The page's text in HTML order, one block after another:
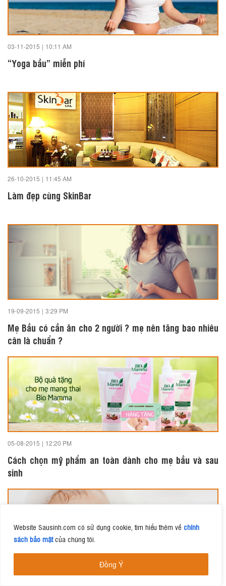
Website Sausinh.com có sử dụng cookie, tìm hiểu thêm về chính
sách bảo mậtcủa chúng tôi.
Đồng Ý
03-11-2015 | 10:11 AM
“Yoga bầu” miễn phí
26-10-2015 | 11:45 AM
Làm đẹp cùng SkinBar
19-09-2015 | 3:29 PM
Mẹ Bầu có cần ăn cho 2 người ? mẹ nên tăng bao nhiêu
cân là chuẩn ?
05-08-2015 | 12:20 PM
Cách chọn mỹ phẩm an toàn dành cho mẹ bầu và sau
sinh
25-07-2015 | 1:39 PM